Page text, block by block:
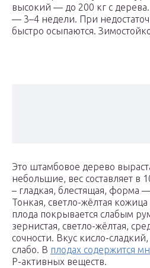
высокий — до 200 кг с
— 3–4 недели. При
быстро осыпаются.
Это штамбовое дерево
небольшие, вес составляет в
– гладкая, блестящая, форма
Тонкая, светло-жёлтая
плода покрывается слабым
зернистая, светло-жёлтая,
сочности. Вкус кисло-
слабо. В плодах содержится
Р-активных веществ.